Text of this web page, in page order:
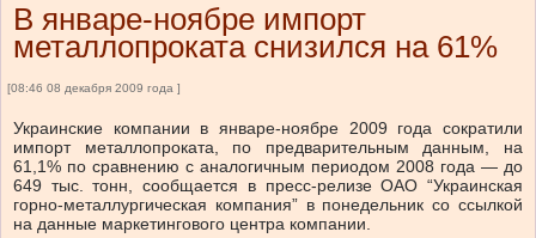
В январе-ноябре импорт
металлопроката снизился на 61%
[08:46 08 декабря 2009 года ]
Украинские компании в январе-ноябре 2009 года сократили
импорт металлопроката, по предварительным данным, на
61,1% по сравнению с аналогичным периодом 2008 года — до
649 тыс. тонн, сообщается в пресс-релизе ОАО “Украинская
горно-металлургическая компания” в понедельник со ссылкой
на данные маркетингового центра компании.